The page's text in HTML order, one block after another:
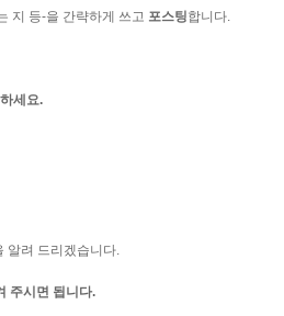
지 등-을 간략하게 쓰고 포스팅합니다.
세요.
알려 드리겠습니다.
주시면 됩니다.